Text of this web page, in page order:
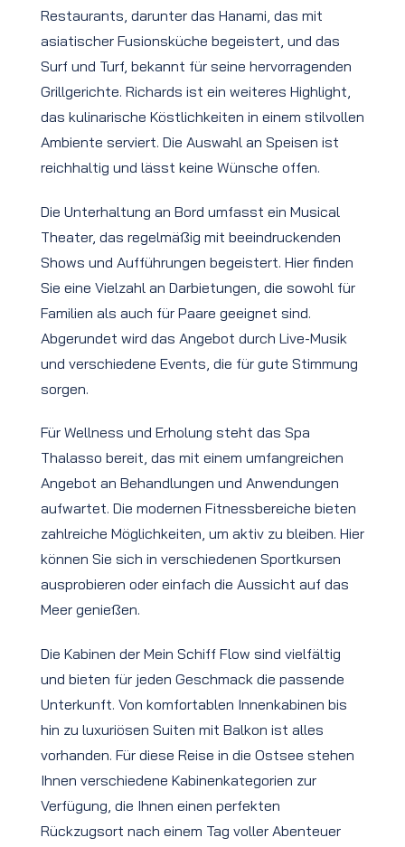
Restaurants, darunter das Hanami, das mit
asiatischer Fusionsküche begeistert, und das
Surf und Turf, bekannt für seine hervorragenden
Grillgerichte. Richards ist ein weiteres Highlight,
das kulinarische Köstlichkeiten in einem stilvollen
Ambiente serviert. Die Auswahl an Speisen ist
reichhaltig und lässt keine Wünsche offen.
Die Unterhaltung an Bord umfasst ein Musical
Theater, das regelmäßig mit beeindruckenden
Shows und Aufführungen begeistert. Hier finden
Sie eine Vielzahl an Darbietungen, die sowohl für
Familien als auch für Paare geeignet sind.
Abgerundet wird das Angebot durch Live-Musik
und verschiedene Events, die für gute Stimmung
sorgen.
Für Wellness und Erholung steht das Spa
Thalasso bereit, das mit einem umfangreichen
Angebot an Behandlungen und Anwendungen
aufwartet. Die modernen Fitnessbereiche bieten
zahlreiche Möglichkeiten, um aktiv zu bleiben. Hier
können Sie sich in verschiedenen Sportkursen
ausprobieren oder einfach die Aussicht auf das
Meer genießen.
Die Kabinen der Mein Schiff Flow sind vielfältig
und bieten für jeden Geschmack die passende
Unterkunft. Von komfortablen Innenkabinen bis
hin zu luxuriösen Suiten mit Balkon ist alles
vorhanden. Für diese Reise in die Ostsee stehen
Ihnen verschiedene Kabinenkategorien zur
Verfügung, die Ihnen einen perfekten
Rückzugsort nach einem Tag voller Abenteuer